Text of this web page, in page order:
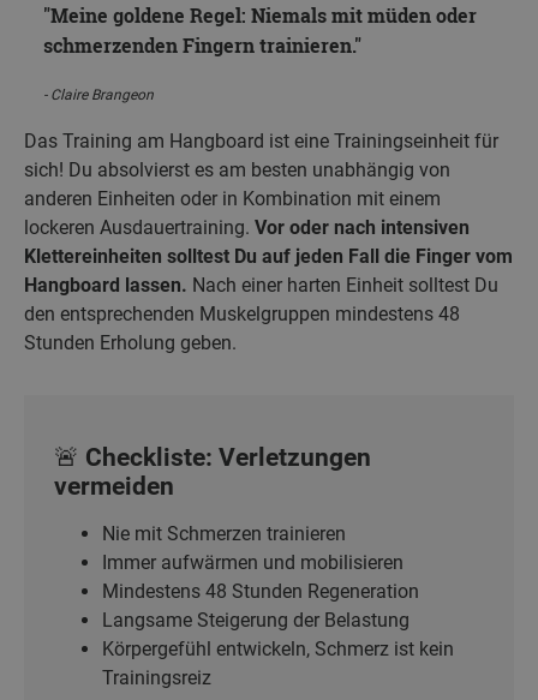
Meine goldene Regel: Niemals mit müden oder
schmerzenden Fingern trainieren.
Claire Brangeon
Das Training am Hangboard ist eine Trainingseinheit für
sich! Du absolvierst es am besten unabhängig von
anderen Einheiten oder in Kombination mit einem
lockeren Ausdauertraining. Vor oder nach intensiven
Klettereinheiten solltest Du auf jeden Fall die Finger vom
Hangboard lassen. Nach einer harten Einheit solltest Du
den entsprechenden Muskelgruppen mindestens 48
Stunden Erholung geben.
🚨 Checkliste: Verletzungen
vermeiden
Nie mit Schmerzen trainieren
Immer aufwärmen und mobilisieren
Mindestens 48 Stunden Regeneration
Langsame Steigerung der Belastung
Körpergefühl entwickeln, Schmerz ist kein
Trainingsreiz